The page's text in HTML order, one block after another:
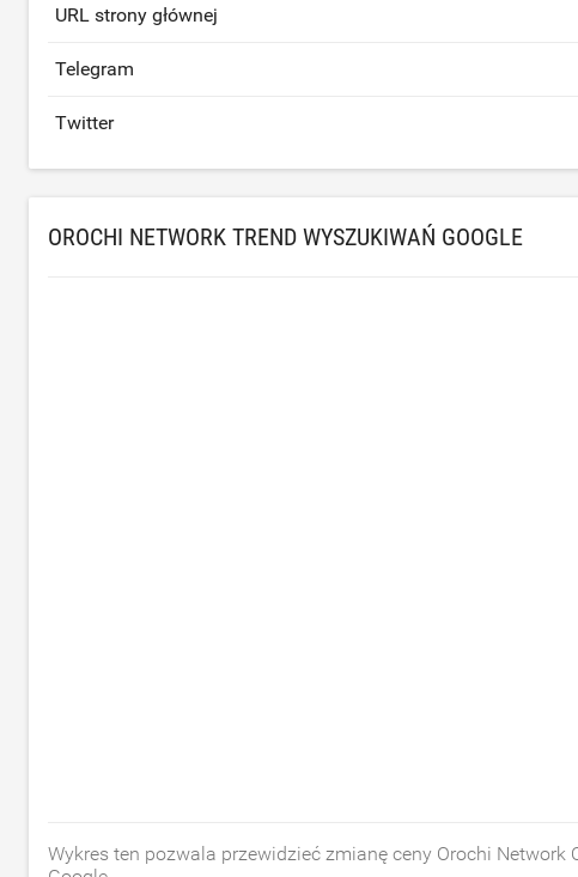
URL strony głównej
Telegram
Twitter
OROCHI NETWORK TREND WYSZUKIWAŃ GOOGLE
Wykres ten pozwala przewidzieć zmianę ceny Orochi